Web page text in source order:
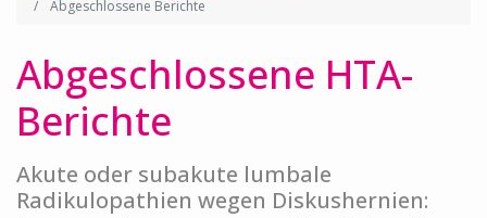
Abgeschlossene Berichte
Abgeschlossene HTA-
Berichte
Akute oder subakute lumbale
Radikulopathien wegen Diskushernien: